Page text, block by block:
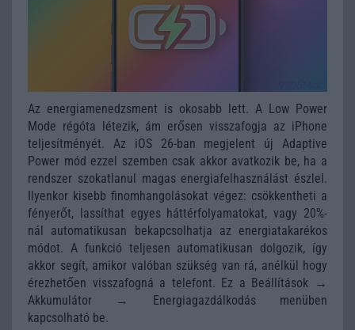
Az energiamenedzsment is okosabb lett. A Low Power
Mode régóta létezik, ám erősen visszafogja az iPhone
teljesítményét. Az iOS 26-ban megjelent új Adaptive
Power mód ezzel szemben csak akkor avatkozik be, ha a
rendszer szokatlanul magas energiafelhasználást észlel.
Ilyenkor kisebb finomhangolásokat végez: csökkentheti a
fényerőt, lassíthat egyes háttérfolyamatokat, vagy 20%-
nál automatikusan bekapcsolhatja az energiatakarékos
módot. A funkció teljesen automatikusan dolgozik, így
akkor segít, amikor valóban szükség van rá, anélkül hogy
érezhetően visszafogná a telefont. Ez a Beállítások →
Akkumulátor → Energiagazdálkodás menüben
kapcsolható be.